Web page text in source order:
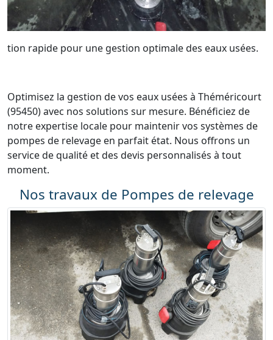
tion rapide pour une gestion optimale des eaux usées.
Optimisez la gestion de vos eaux usées à Théméricourt
(95450) avec nos solutions sur mesure. Bénéficiez de
notre expertise locale pour maintenir vos systèmes de
pompes de relevage en parfait état. Nous offrons un
service de qualité et des devis personnalisés à tout
moment.
Nos travaux de Pompes de relevage